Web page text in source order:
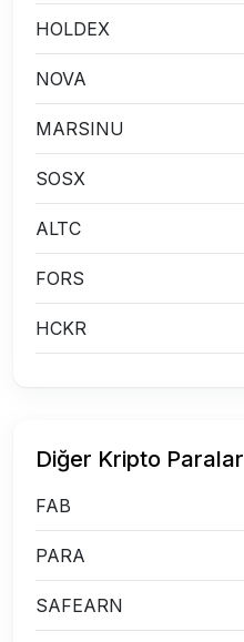
HOLDEX
NOVA
MARSINU
SOSX
ALTC
FORS
HCKR
Diğer Kripto Paralar
FAB
PARA
SAFEARN